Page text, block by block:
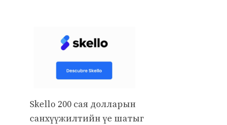
Skello 200 сая долларын
санхүүжилтийн үе шатыг